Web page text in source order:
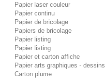
Papier laser couleur
Papier continu
Papier de bricolage
Papiers de bricolage
Papier listing
Papier listing
Papier et carton affiche
Papier arts graphiques - dessins
Carton plume